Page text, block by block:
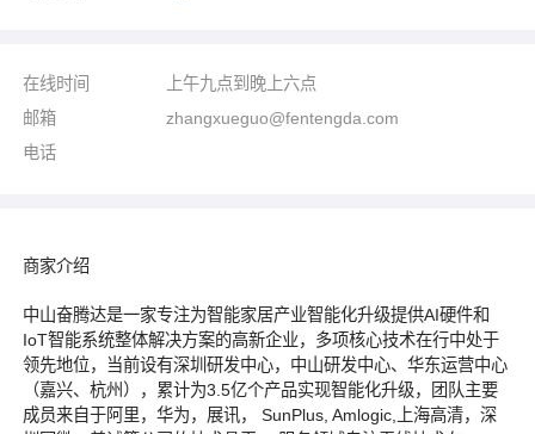
在线时间
上午九点到晚上六点
邮箱
zhangxueguo@fentengda.com
电话
商家介绍
中山奋腾达是一家专注为智能家居产业智能化升级提供AI硬件和
IoT智能系统整体解决方案的高新企业，多项核心技术在行中处于
领先地位，当前设有深圳研发中心，中山研发中心、华东运营中心
（嘉兴、杭州），累计为3.5亿个产品实现智能化升级，团队主要
成员来自于阿里，华为，展讯， SunPlus, Amlogic,上海高清，深